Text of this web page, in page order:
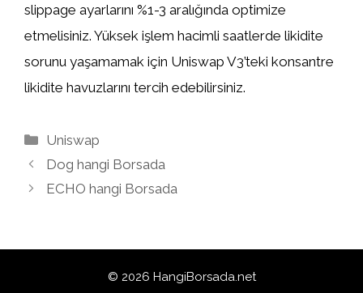
slippage ayarlarını %1-3 aralığında optimize
etmelisiniz. Yüksek işlem hacimli saatlerde likidite
sorunu yaşamamak için Uniswap V3’teki konsantre
likidite havuzlarını tercih edebilirsiniz.
Kategoriler
Uniswap
Dog hangi Borsada
ECHO hangi Borsada
© 2026 HangiBorsada.net